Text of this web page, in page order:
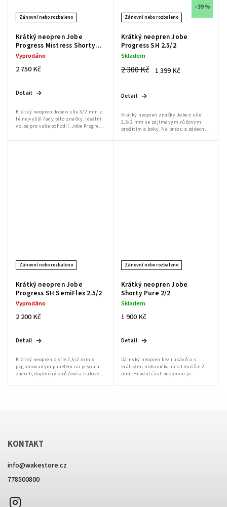
Zánovní nebo rozbaleno
Krátký neopren Jobe
Progress Mistress Shorty
3/2
Vyprodáno
2 750 Kč
Detail
Krátký neopren Jobe o síle 3/2 mm z
té nejvyšší řady této značky. Ideální
volba pro vaše pohodlí. Jobe Progress
značky Jobe můžete v této...
Zánovní nebo rozbaleno
–39 %
Krátký neopren Jobe
Progress SH 2.5/2
Skladem
2 300 Kč 1 399 Kč
Detail
Krátký neopren značky Jobe o síle
2,5/2 mm se zajímavým růžovým
prošitím a boky. Na prsou a zádech je
Zánovní nebo rozbaleno
Krátký neopren Jobe
Progress SH SemiFlex 2.5/2
Vyprodáno
2 200 Kč
Detail
Krátký neopren o síle 2,5/2 mm s
pogumovaným panelem na prsou a
zádech, doplněný o růžové a fialové
Zánovní nebo rozbaleno
Krátký neopren Jobe
Shorty Pure 2/2
Skladem
1 900 Kč
Detail
Dámský neopren bez rukávů a s
krátkými nohavičkami o tloušťce 2
mm. Hrudní část neoprenu je
KONTAKT
info@wakestore.cz
778500800